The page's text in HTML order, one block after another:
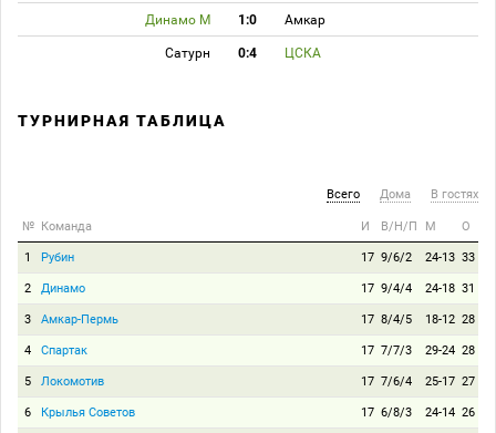
Динамо М 1:0 Амкар
Сатурн 0:4 ЦСКА
ТУРНИРНАЯ ТАБЛИЦА
Всего Дома В гостях
№ Команда И В/Н/П М О
1 Рубин 17 9/6/2 24-13 33
2 Динамо 17 9/4/4 24-18 31
3 Амкар-Пермь 17 8/4/5 18-12 28
4 Спартак 17 7/7/3 29-24 28
5 Локомотив 17 7/6/4 25-17 27
6 Крылья Советов 17 6/8/3 24-14 26